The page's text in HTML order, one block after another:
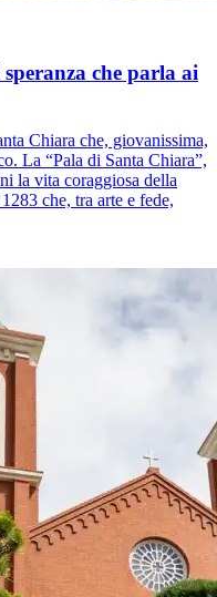
che parla ai
Chiara che, giovanissima,
La “Pala di Santa Chiara”,
la vita coraggiosa della
che, tra arte e fede,